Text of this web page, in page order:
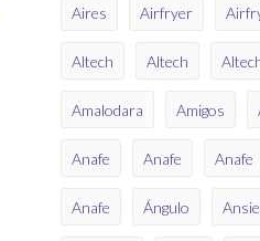
Aires Airfryer
Altech Altech
Amalodara Amigos
Anafe Anafe Anafe
Anafe Ángulo